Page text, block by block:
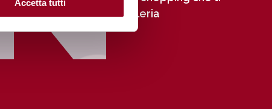
Accetta tutti
aspetta in Galleria